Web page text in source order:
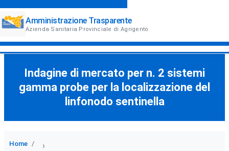
Amministrazione Trasparente
Azienda Sanitaria Provinciale di Agrigento
Indagine di mercato per n. 2 sistemi
gamma probe per la localizzazione del
linfonodo sentinella
Home ›